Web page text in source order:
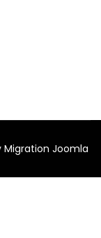
Migration Joomla